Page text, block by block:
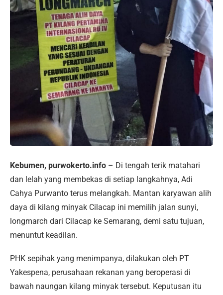
Kebumen, purwokerto.info – Di tengah terik matahari
dan lelah yang membekas di setiap langkahnya, Adi
Cahya Purwanto terus melangkah. Mantan karyawan alih
daya di kilang minyak Cilacap ini memilih jalan sunyi,
longmarch dari Cilacap ke Semarang, demi satu tujuan,
menuntut keadilan.
PHK sepihak yang menimpanya, dilakukan oleh PT
Yakespena, perusahaan rekanan yang beroperasi di
bawah naungan kilang minyak tersebut. Keputusan itu